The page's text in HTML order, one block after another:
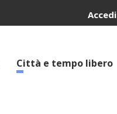
Accedi
Città e tempo libero